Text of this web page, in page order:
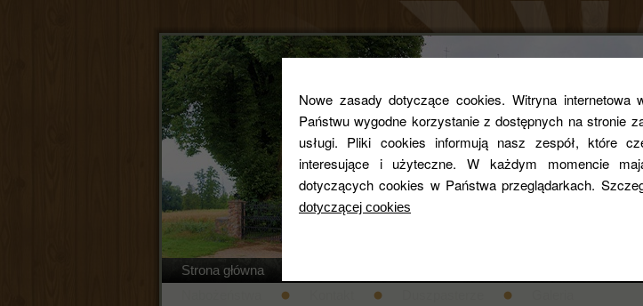
Nowe zasady dotyczące cookies. Witryna internetowa
Państwu wygodne korzystanie z dostępnych na stronie
usługi. Pliki cookies informują nasz zespół, które
interesujące i użyteczne. W każdym momencie
dotyczących cookies w Państwa przeglądarkach.
dotyczącej cookies
Strona główna